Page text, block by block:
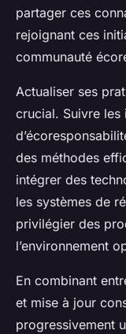
partager ces
rejoignant ces
communauté
Actualiser ses
crucial. Suivre les
des méthodes
intégrer des
les systèmes de
privilégier des
l’environnement
En combinant
et mise à jour
progressivement